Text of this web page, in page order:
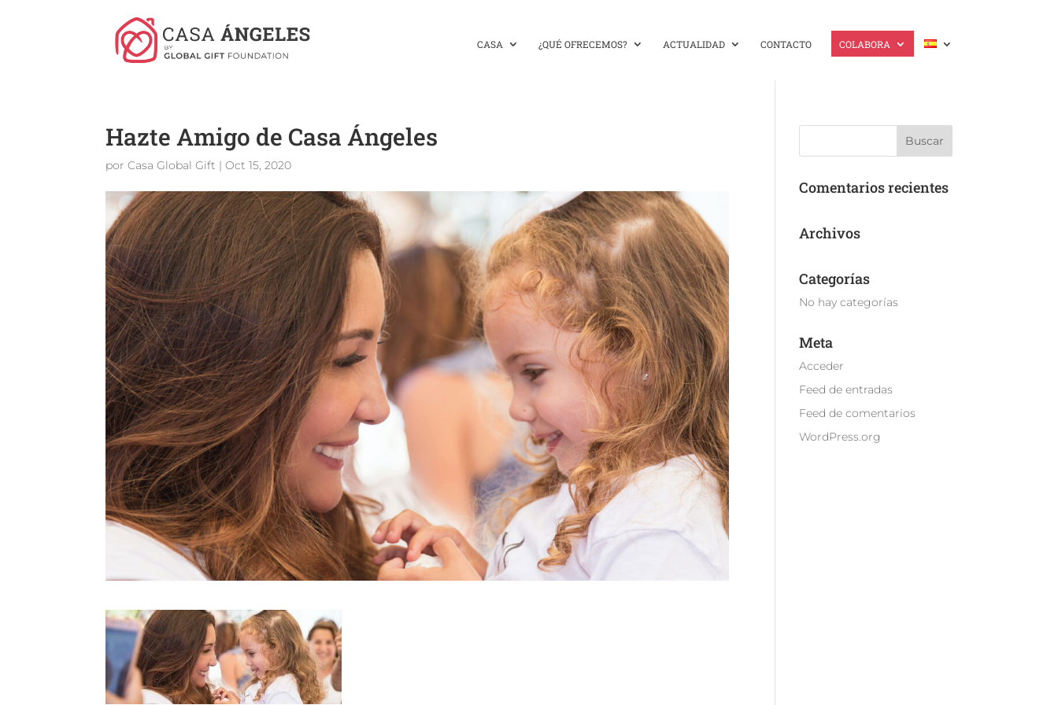
CASA ¿QUÉ OFRECEMOS? ACTUALIDAD CONTACTO COLABORA
Hazte Amigo de Casa Ángeles
porCasa Global Gift |Oct 15, 2020
Comentarios recientes
Archivos
Categorías
No hay categorías
Meta
Acceder
Feed de entradas
Feed de comentarios
WordPress.org